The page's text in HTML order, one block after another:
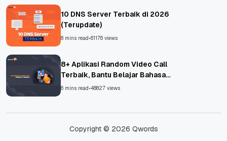
10 DNS Server Terbaik di 2026
(Terupdate)
8 mins read•61176 views
8+ Aplikasi Random Video Call
Terbaik, Bantu Belajar Bahasa
Asing!
6 mins read•48827 views
Copyright © 2026 Qwords